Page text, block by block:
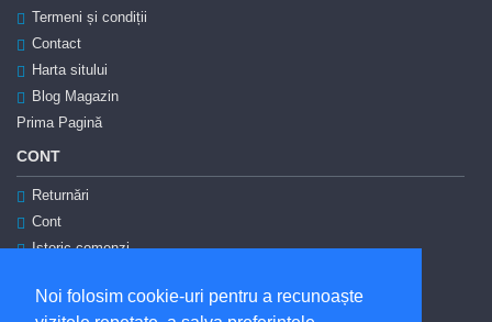
Noi folosim cookie-uri pentru a recunoaște
Termeni și condiții
Contact
Harta sitului
Blog Magazin
Prima Pagină
CONT
Returnări
Cont
Istoric comenzi
Înregistrare